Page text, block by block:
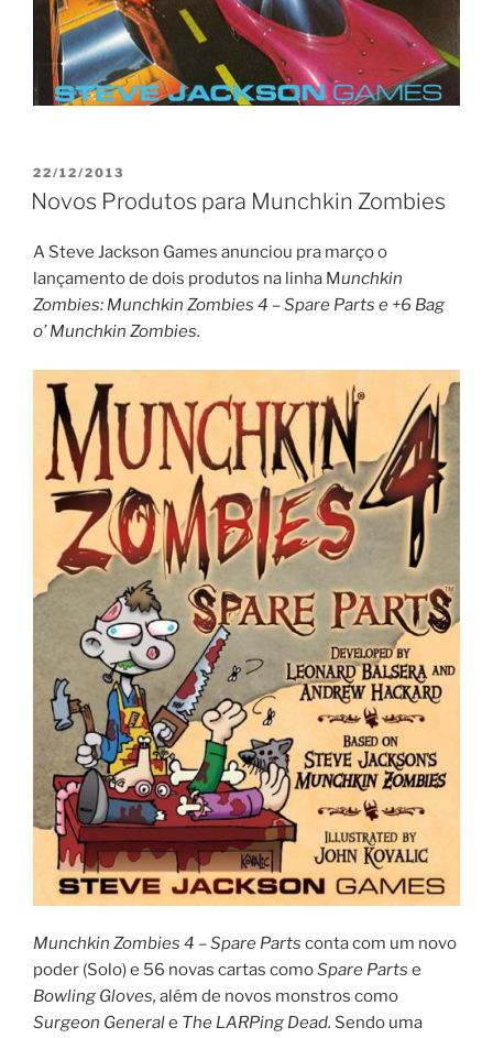
PUBLICADO
EM
22/12/2013
Novos Produtos para Munchkin Zombies
A Steve Jackson Games anunciou pra março o
lançamento de dois produtos na linha Munchkin
Zombies: Munchkin Zombies 4 – Spare Parts e +6 Bag
o’ Munchkin Zombies.
Munchkin Zombies 4 – Spare Parts conta com um novo
poder (Solo) e 56 novas cartas comoSpare Parts e
Bowling Gloves, além de novos monstros como
Surgeon Generale The LARPing Dead. Sendo uma